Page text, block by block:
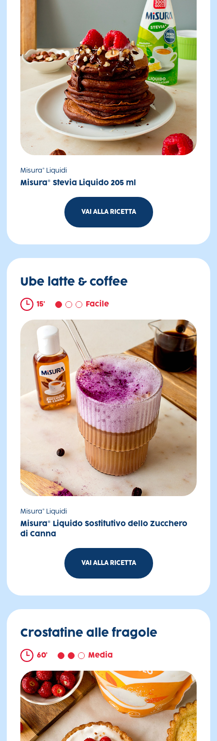
Misura® Liquidi
Misura® Stevia Liquido 205 ml
VAI ALLA RICETTA
Ube latte & coffee
15' Facile
Misura® Liquidi
Misura® Liquido Sostitutivo dello Zucchero
di Canna
VAI ALLA RICETTA
Crostatine alle fragole
60' Media